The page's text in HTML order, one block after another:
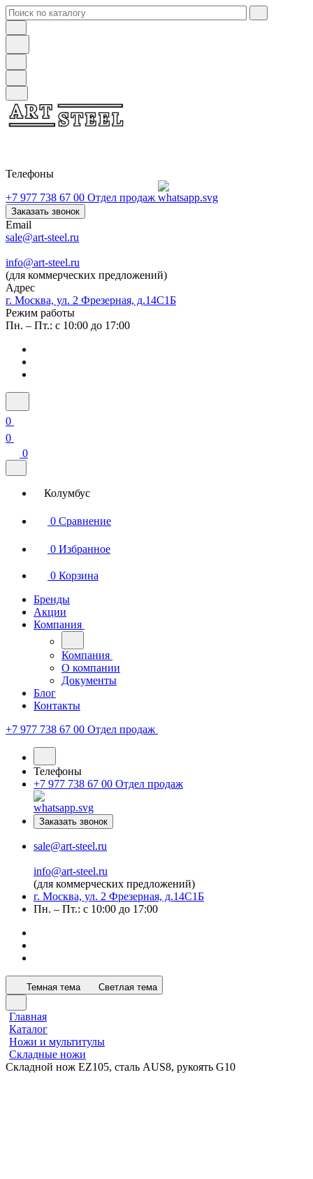
Телефоны
+7 977 738 67 00 Отдел продаж
Заказать звонок
Email
sale@art-steel.ru
info@art-steel.ru
(для коммерческих предложений)
Адрес
г. Москва, ул. 2 Фрезерная, д.14С1Б
Режим работы
Пн. – Пт.: с 10:00 до 17:00
0
0
0
Колумбус
0 Сравнение
0 Избранное
0 Корзина
Бренды
Акции
Компания
Компания
О компании
Документы
Блог
Контакты
+7 977 738 67 00 Отдел продаж
Телефоны
+7 977 738 67 00 Отдел продаж
Заказать звонок
sale@art-steel.ru
info@art-steel.ru
(для коммерческих предложений)
г. Москва, ул. 2 Фрезерная, д.14С1Б
Пн. – Пт.: с 10:00 до 17:00
Темная тема Светлая тема
Главная
Каталог
Ножи и мультитулы
Складные ножи
Складной нож EZ105, сталь AUS8, рукоять G10